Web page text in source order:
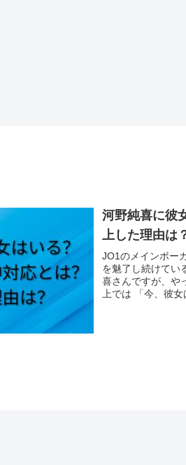
河野純喜に彼
上した理由は
​JO1のメインボー
を魅了し続けてい
喜さんですが、や
上では 「今、彼